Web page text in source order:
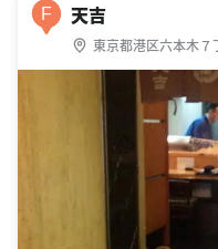
F 天吉
東京都港区六本木７